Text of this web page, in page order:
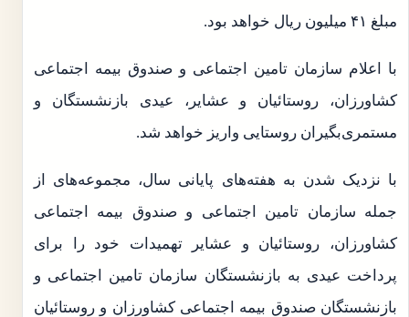
مبلغ ۴۱ میلیون ریال خواهد بود.
با اعلام سازمان تامین اجتماعی و صندوق بیمه اجتماعی
کشاورزان، روستائیان و عشایر، عیدی بازنشستگان و
مستمری‌بگیران روستایی واریز خواهد شد.
با نزدیک شدن به هفته‌های پایانی سال، مجموعه‌های از
جمله سازمان تامین اجتماعی و صندوق بیمه اجتماعی
کشاورزان، روستائیان و عشایر تهمیدات خود را برای
پرداخت عیدی به بازنشستگان سازمان تامین اجتماعی و
بازنشستگان صندوق بیمه اجتماعی کشاورزان و روستائیان